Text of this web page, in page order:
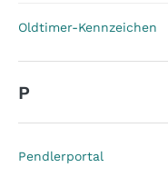
Oldtimer-Kennzeichen
P
Pendlerportal